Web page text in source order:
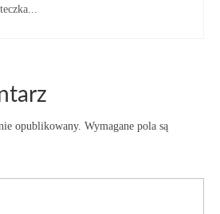
opublikowany. Wymagane pola są